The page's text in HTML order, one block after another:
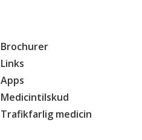
Brochurer
Links
Apps
Medicintilskud
Trafikfarlig medicin